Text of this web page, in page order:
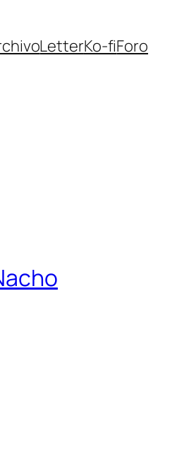
LetterKo-fiForo